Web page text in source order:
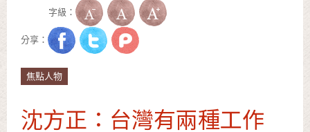
字級：
分享：
焦點人物
沈方正：台灣有兩種工作